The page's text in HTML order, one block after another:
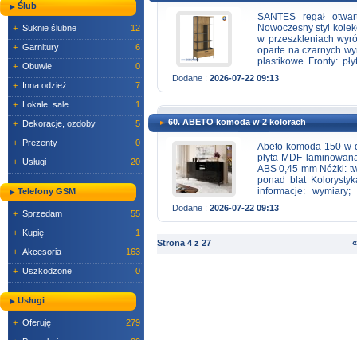
Ślub
+ Suknie ślubne
12
+ Garnitury
6
+ Obuwie
0
+ Inna odzież
7
+ Lokale, sale
1
+ Dekoracje, ozdoby
5
+ Prezenty
0
+ Usługi 20
Telefony GSM
+ Sprzedam
55
+ Kupię
1
+ Akcesoria
163
+ Uszkodzone 0
Usługi
+ Oferuję
279
SANTES regał
Nowoczesny styl
w przeszkleniach
oparte na czarnych
plastikowe Fronty:
laminowana
Santes dostępne są
wykonane z płyty
wykonane ze szkła
hartowanego z
wykonane z płyty
w kolorze czarnym.
Santes dostarczane
się z wielu
urządzimy salon,
gł.42cm
tel. 509- 782-928
Dodane : 2026-07-22 09:13
60. ABETO komoda w 2 kolorach
Abeto komoda 150 w
płyta MDF
ABS 0,45 mm Nóżki:
ponad blat
informacje:
przeznaczony do
instrukcją w
150cm i 200cm.
ZAPRASZAMY DO
Dodane : 2026-07-22 09:13
Strona 4 z 27